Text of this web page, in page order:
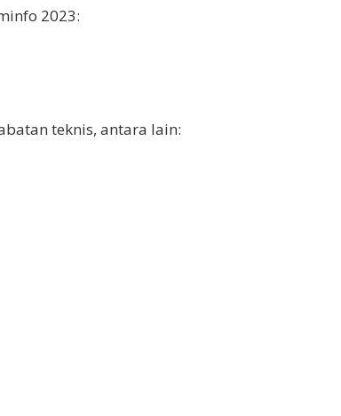
2023:
teknis, antara lain: